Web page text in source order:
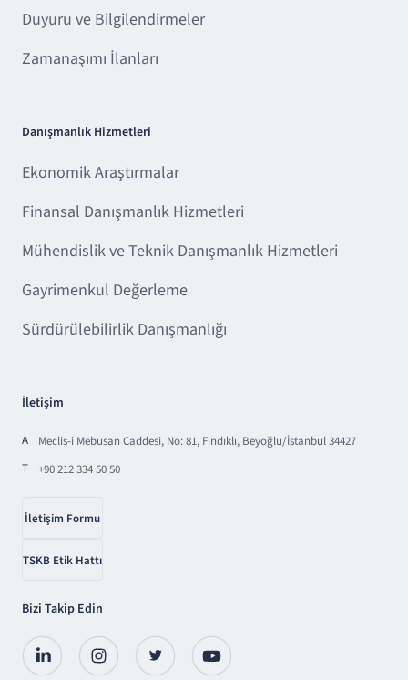
Duyuru ve Bilgilendirmeler
Zamanaşımı İlanları
Danışmanlık Hizmetleri
Ekonomik Araştırmalar
Finansal Danışmanlık Hizmetleri
Mühendislik ve Teknik Danışmanlık Hizmetleri
Gayrimenkul Değerleme
Sürdürülebilirlik Danışmanlığı
İletişim
A
Meclis-i Mebusan Caddesi, No: 81, Fındıklı, Beyoğlu/İstanbul 34427
T
+90 212 334 50 50
İletişim Formu
TSKB Etik Hattı
Bizi Takip Edin